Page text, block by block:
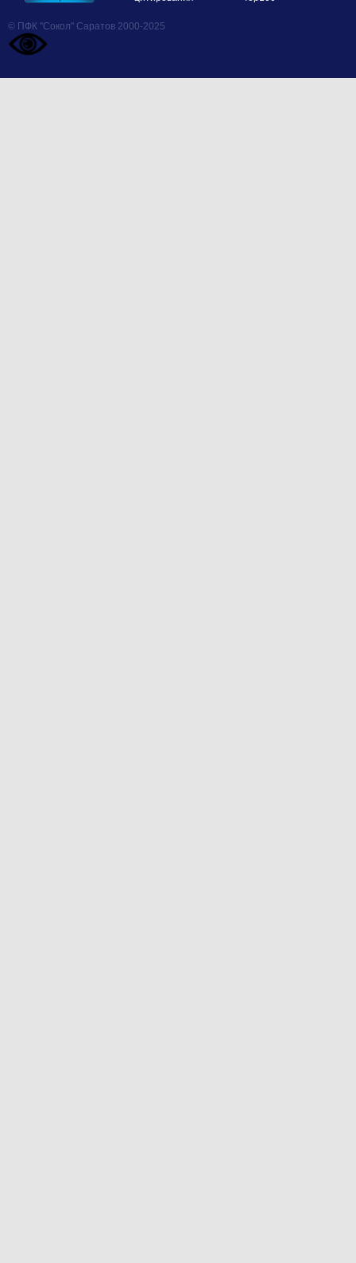
© ПФК "Сокол" Саратов 2000-2025